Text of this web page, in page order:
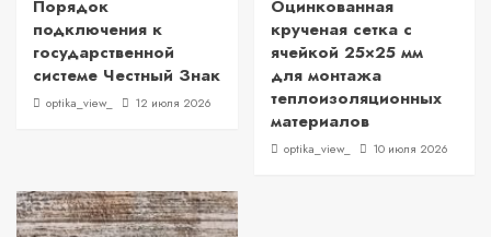
Порядок
подключения к
государственной
системе Честный Знак
optika_view_ 12 июля 2026
Оцинкованная
крученая сетка с
ячейкой 25×25 мм
для монтажа
теплоизоляционных
материалов
optika_view_ 10 июля 2026